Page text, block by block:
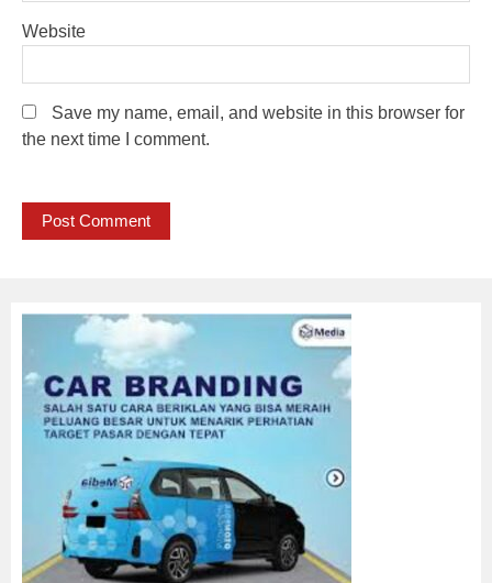
Website
Save my name, email, and website in this browser for
the next time I comment.